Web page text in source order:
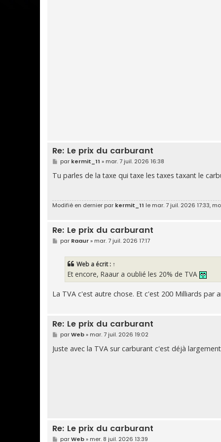
Re: Le prix du carburant
M
e
s
s
e
par kermit_11 » mar. 7 juil. 2026 16:38
Tu parles de la taxe qui taxe les taxes taxant le
Modifié en dernier par kermit_11 le mar. 7 juil. 2026 17:33,
Re: Le prix du carburant
M
e
par Raaur» mar. 7 juil. 2026 17:17
Web a écrit : ↑
Et encore, Raaur a oublié les 20% de TVA
La TVA c'est autre chose. Et c'est 200 Milliards par
Re: Le prix du carburant
M
e
s
s
parWeb» mar. 7 juil. 2026 19:02
Juste avec la TVA sur carburant c'est déjà
Re: Le prix du carburant
M
parWeb» mer. 8 juil. 2026 13:39